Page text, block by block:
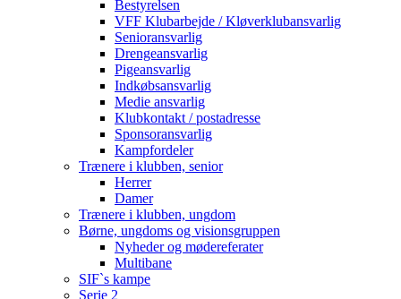
Bestyrelsen
VFF Klubarbejde / Kløverklubansvarlig
Senioransvarlig
Drengeansvarlig
Pigeansvarlig
Indkøbsansvarlig
Medie ansvarlig
Klubkontakt / postadresse
Sponsoransvarlig
Kampfordeler
Trænere i klubben, senior
Herrer
Damer
Trænere i klubben, ungdom
Børne, ungdoms og visionsgruppen
Nyheder og mødereferater
Multibane
SIF`s kampe
Serie 2